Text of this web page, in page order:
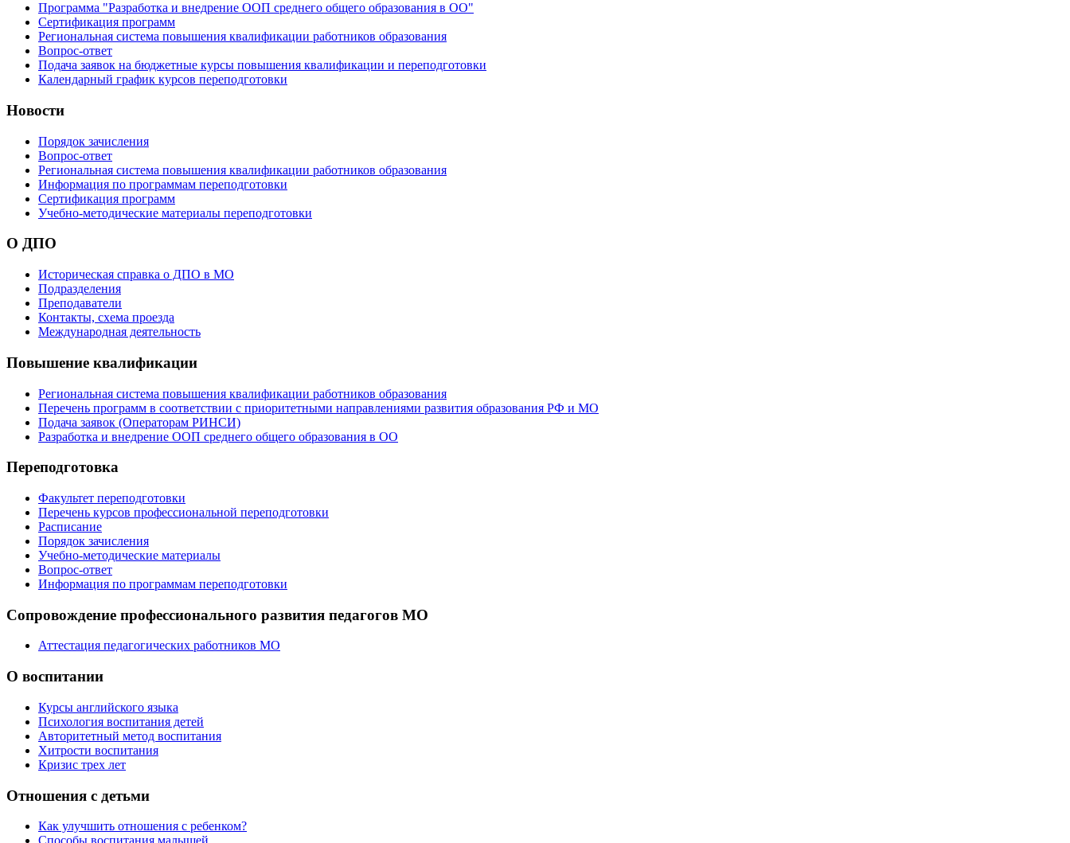
Программа "Разработка и внедрение ООП среднего общего образования в ОО"
Сертификация программ
Региональная система повышения квалификации работников образования
Вопрос-ответ
Подача заявок на бюджетные курсы повышения квалификации и переподготовки
Календарный график курсов переподготовки
Новости
Порядок зачисления
Вопрос-ответ
Региональная система повышения квалификации работников образования
Информация по программам переподготовки
Сертификация программ
Учебно-методические материалы переподготовки
О ДПО
Историческая справка о ДПО в МО
Подразделения
Преподаватели
Контакты, схема проезда
Международная деятельность
Повышение квалификации
Региональная система повышения квалификации работников образования
Перечень программ в соответствии с приоритетными направлениями развития образования РФ и МО
Подача заявок (Операторам РИНСИ)
Разработка и внедрение ООП среднего общего образования в ОО
Переподготовка
Факультет переподготовки
Перечень курсов профессиональной переподготовки
Расписание
Порядок зачисления
Учебно-методические материалы
Вопрос-ответ
Информация по программам переподготовки
Сопровождение профессионального развития педагогов МО
Аттестация педагогических работников МО
О воспитании
Курсы английского языка
Психология воспитания детей
Авторитетный метод воспитания
Хитрости воспитания
Кризис трех лет
Отношения с детьми
Как улучшить отношения с ребенком?